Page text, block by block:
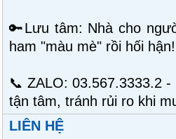
🔑Lưu tâm: Nhà cho
ham "màu mè" rồi hối
📞 ZALO: 03.567.3333.2
tận tâm, tránh rủi ro khi
LIÊN HỆ